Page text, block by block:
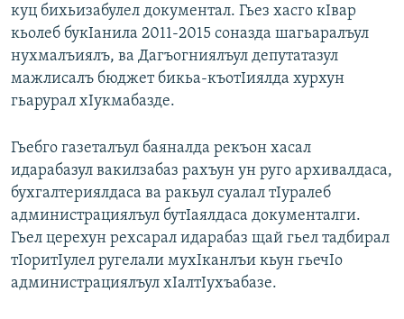
куц бихьизабулел документал. Гьез хасго кIвар
кьолеб букIанила 2011-2015 соназда шагьаралъул
нухмалъиялъ, ва Дагъогниялъул депутатазул
мажлисалъ бюджет бикьа-къотIиялда хурхун
гьарурал хIукмабазде.
Гьебго газеталъул баяналда рекъон хасал
идарабазул вакилзабаз рахъун ун руго архивалдаса,
бухгалтериялдаса ва ракьул суалал тIуралеб
администрациялъул бутIаялдаса документалги.
Гьел церехун рехсарал идарабаз щай гьел тадбирал
тIоритIулел ругелали мухIканлъи кьун гьечIо
администрациялъул хIалтIухъабазе.